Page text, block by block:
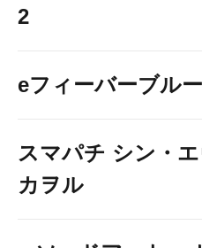
2
eフィーバーブル
スマパチ シン・
カヲル